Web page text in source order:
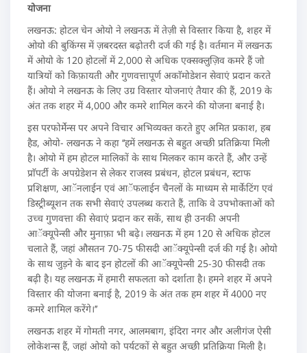
योजना
लखनऊ: होटल चेन ओयो ने लखनऊ में तेज़ी से विस्तार किया है, शहर में
ओयो की बुकिंग्स में ज़बरदस्त बढ़ोतरी दर्ज की गई है। वर्तमान में लखनऊ
में ओयो के 120 होटलों में 2,000 से अधिक एक्सक्लुज़िव कमरे हैं जो
यात्रियों को किफ़ायती और गुणवत्तापूर्ण अकाॅमोडेशन सेवाएं प्रदान करते
हैं। ओयो ने लखनऊ के लिए उग्र विस्तार योजनाएं तैयार की हैं, 2019 के
अंत तक शहर में 4,000 और कमरे शामिल करने की योजना बनाई है।
इस परफोर्मेन्स पर अपने विचार अभिव्यक्त करते हुए अमित प्रकाश, हब
हैड, ओयो- लखनऊ ने कहा ‘‘हमें लखनऊ से बहुत अच्छी प्रतिक्रिया मिली
है। ओयो में हम होटल मालिकों के साथ मिलकर काम करते हैं, और उन्हें
प्राॅपर्टी के अपग्रेडेशन से लेकर राजस्व प्रबंधन, होटल प्रबंधन, स्टाफ
प्रशिक्षण, आॅनलाईन एवं आॅफलाईन चैनलों के माध्यम से मार्केटिंग एवं
डिस्ट्रीब्यूशन तक सभी सेवाएं उपलब्ध कराते हैं, ताकि वे उपभोक्ताओं को
उच्च गुणवत्ता की सेवाएं प्रदान कर सकें, साथ ही उनकी अपनी
आॅक्यूपेन्सी और मुनाफ़ा भी बढ़े। लखनऊ में हम 120 से अधिक होटल
चलाते हैं, जहां औसतन 70-75 फीसदी आॅक्यूपेन्सी दर्ज की गई है। ओयो
के साथ जुड़ने के बाद इन होटलों की आॅक्यूपेन्सी 25-30 फीसदी तक
बढ़ी है। यह लखनऊ में हमारी सफलता को दर्शाता है। हमने शहर में अपने
विस्तार की योजना बनाई है, 2019 के अंत तक हम शहर में 4000 नए
कमरे शामिल करेंगे।’’
लखनऊ शहर में गोमती नगर, आलमबाग, इंदिरा नगर और अलीगंज ऐसी
लोकेशन्स हैं, जहां ओयो को पर्यटकों से बहुत अच्छी प्रतिक्रिया मिली है।